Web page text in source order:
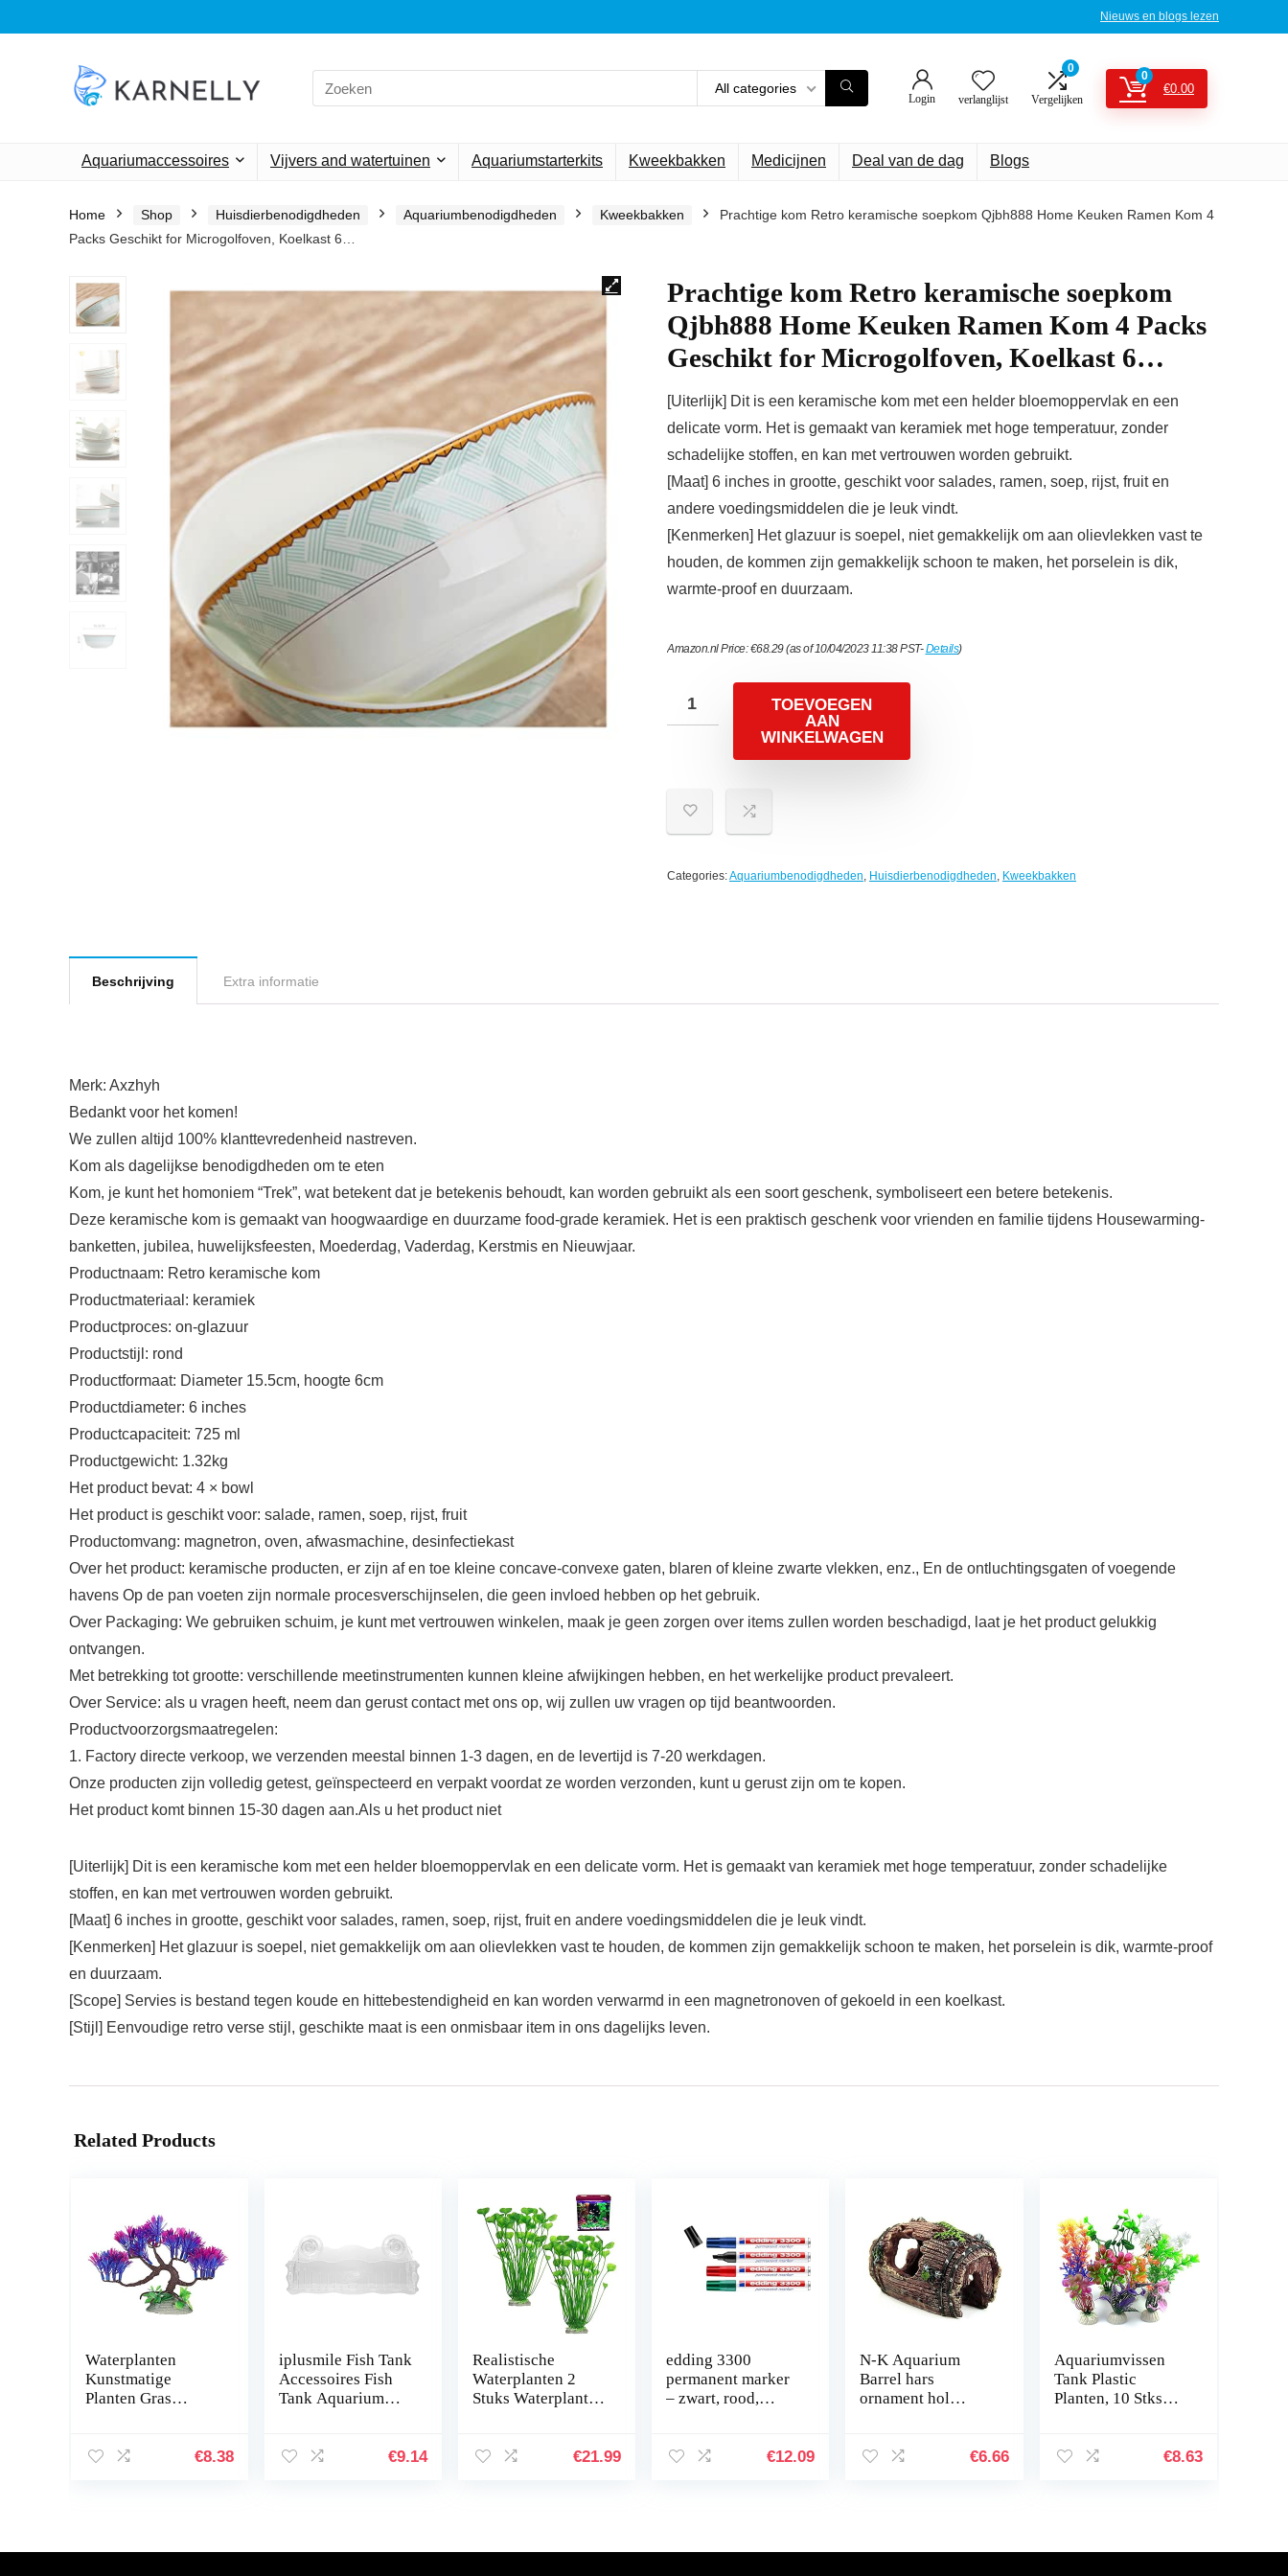
Nieuws en blogs lezen
Search
for:
All categories
Login verlanglijst
0
Vergelijken
0
€0.00
Aquariumaccessoires Vijvers and watertuinen Aquariumstarterkits Kweekbakken Medicijnen Deal van de dag Blogs
Home Shop Huisdierbenodigdheden Aquariumbenodigdheden Kweekbakken
Prachtige kom Retro keramische soepkom Qjbh888 Home Keuken Ramen Kom 4
Packs Geschikt for Microgolfoven, Koelkast 6…
Prachtige kom Retro keramische soepkom
Qjbh888 Home Keuken Ramen Kom 4 Packs
Geschikt for Microgolfoven, Koelkast 6…
[Uiterlijk] Dit is een keramische kom met een helder bloemoppervlak en een
delicate vorm. Het is gemaakt van keramiek met hoge temperatuur, zonder
schadelijke stoffen, en kan met vertrouwen worden gebruikt.
[Maat] 6 inches in grootte, geschikt voor salades, ramen, soep, rijst, fruit en
andere voedingsmiddelen die je leuk vindt.
[Kenmerken] Het glazuur is soepel, niet gemakkelijk om aan olievlekken vast te
houden, de kommen zijn gemakkelijk schoon te maken, het porselein is dik,
warmte-proof en duurzaam.
Amazon.nl Price:€68.29(as of 10/04/2023 11:38 PST-Details)
TOEVOEGEN
AAN
WINKELWAGEN
Categories:Aquariumbenodigdheden, Huisdierbenodigdheden, Kweekbakken
Beschrijving Extra informatie
Merk: Axzhyh
Bedankt voor het komen!
We zullen altijd 100% klanttevredenheid nastreven.
Kom als dagelijkse benodigdheden om te eten
Kom, je kunt het homoniem “Trek”, wat betekent dat je betekenis behoudt, kan worden gebruikt als een soort geschenk, symboliseert een betere betekenis.
Deze keramische kom is gemaakt van hoogwaardige en duurzame food-grade keramiek. Het is een praktisch geschenk voor vrienden en familie tijdens Housewarming-
banketten, jubilea, huwelijksfeesten, Moederdag, Vaderdag, Kerstmis en Nieuwjaar.
Productnaam: Retro keramische kom
Productmateriaal: keramiek
Productproces: on-glazuur
Productstijl: rond
Productformaat: Diameter 15.5cm, hoogte 6cm
Productdiameter: 6 inches
Productcapaciteit: 725 ml
Productgewicht: 1.32kg
Het product bevat: 4 × bowl
Het product is geschikt voor: salade, ramen, soep, rijst, fruit
Productomvang: magnetron, oven, afwasmachine, desinfectiekast
Over het product: keramische producten, er zijn af en toe kleine concave-convexe gaten, blaren of kleine zwarte vlekken, enz., En de ontluchtingsgaten of voegende
havens Op de pan voeten zijn normale procesverschijnselen, die geen invloed hebben op het gebruik.
Over Packaging: We gebruiken schuim, je kunt met vertrouwen winkelen, maak je geen zorgen over items zullen worden beschadigd, laat je het product gelukkig
ontvangen.
Met betrekking tot grootte: verschillende meetinstrumenten kunnen kleine afwijkingen hebben, en het werkelijke product prevaleert.
Over Service: als u vragen heeft, neem dan gerust contact met ons op, wij zullen uw vragen op tijd beantwoorden.
Productvoorzorgsmaatregelen:
1. Factory directe verkoop, we verzenden meestal binnen 1-3 dagen, en de levertijd is 7-20 werkdagen.
Onze producten zijn volledig getest, geïnspecteerd en verpakt voordat ze worden verzonden, kunt u gerust zijn om te kopen.
Het product komt binnen 15-30 dagen aan.Als u het product niet
[Uiterlijk] Dit is een keramische kom met een helder bloemoppervlak en een delicate vorm. Het is gemaakt van keramiek met hoge temperatuur, zonder schadelijke
stoffen, en kan met vertrouwen worden gebruikt.
[Maat] 6 inches in grootte, geschikt voor salades, ramen, soep, rijst, fruit en andere voedingsmiddelen die je leuk vindt.
[Kenmerken] Het glazuur is soepel, niet gemakkelijk om aan olievlekken vast te houden, de kommen zijn gemakkelijk schoon te maken, het porselein is dik, warmte-proof
en duurzaam.
[Scope] Servies is bestand tegen koude en hittebestendigheid en kan worden verwarmd in een magnetronoven of gekoeld in een koelkast.
[Stijl] Eenvoudige retro verse stijl, geschikte maat is een onmisbaar item in ons dagelijks leven.
Related Products
Waterplanten
Kunstmatige
Planten Gras
Plantendecoraties
€8.38
iplusmile Fish Tank
Accessoires Fish
Tank Aquarium
Houder met
€9.14
Realistische
Waterplanten 2
Stuks Waterplant
Kunststof Plant€21.99
edding 3300
permanent marker
– zwart, rood,
1-5 mm –
€12.09
N-K Aquarium
Barrel hars
ornament hol
e bruin stabiele
€6.66
Aquariumvissen
Tank Plastic
Planten, 10 Stks
Decoraties,
€8.63